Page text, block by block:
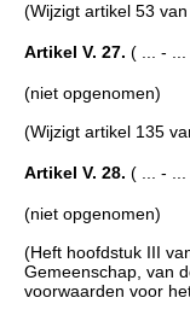
(Wijzigt artikel 53
Artikel V. 27. ( ... - ...
(niet opgenomen)
(Wijzigt artikel 135
Artikel V. 28. ( ... - ...
(niet opgenomen)
(Heft hoofdstuk III
Gemeenschap, van
voorwaarden voor